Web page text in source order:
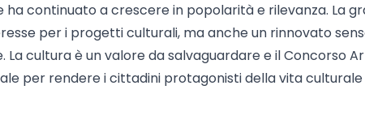
ha continuato a crescere in popolarità e rilevanza. La
per i progetti culturali, ma anche un rinnovato
cultura è un valore da salvaguardare e il Concorso
per rendere i cittadini protagonisti della vita